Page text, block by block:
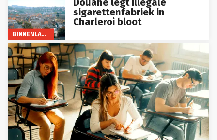
BINNENLAND
Douane legt illegale
sigarettenfabriek in
Charleroi bloot